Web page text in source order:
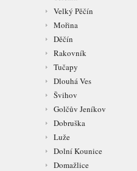
Velký Pěčín
Mořina
Děčín
Rakovník
Tučapy
Dlouhá Ves
Švihov
Golčův Jeníkov
Dobruška
Luže
Dolní Kounice
Domažlice